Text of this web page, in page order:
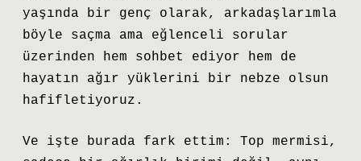
yaşında bir genç olarak, arkadaşlarımla
böyle saçma ama eğlenceli sorular
üzerinden hem sohbet ediyor hem de
hayatın ağır yüklerini bir nebze olsun
hafifletiyoruz.
Ve işte burada fark ettim: Top mermisi,